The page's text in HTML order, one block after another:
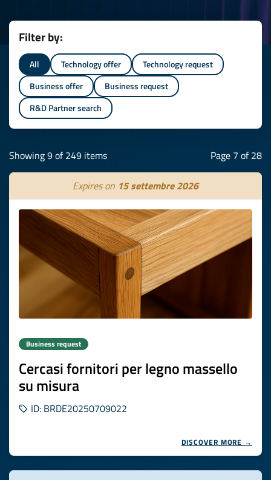
Filter by:
All Technology offer
Technology request
Business offer
Business request
R&D Partner search
Showing 9 of 249 items Page 7 of 28
Expires on 15 settembre 2026
Business request
Cercasi fornitori per legno massello
su misura
ID: BRDE20250709022
DISCOVER MORE →